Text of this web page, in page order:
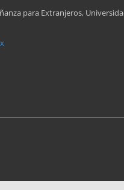
para Extranjeros,